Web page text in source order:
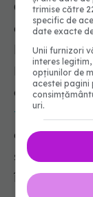
Ciocolata
conținut de
bogată în
care pot
funcției
ciocolata
și
trimise către
specific de
date exacte
Unii furnizori
interes
opțiunilor de
acestei pagini
uri.